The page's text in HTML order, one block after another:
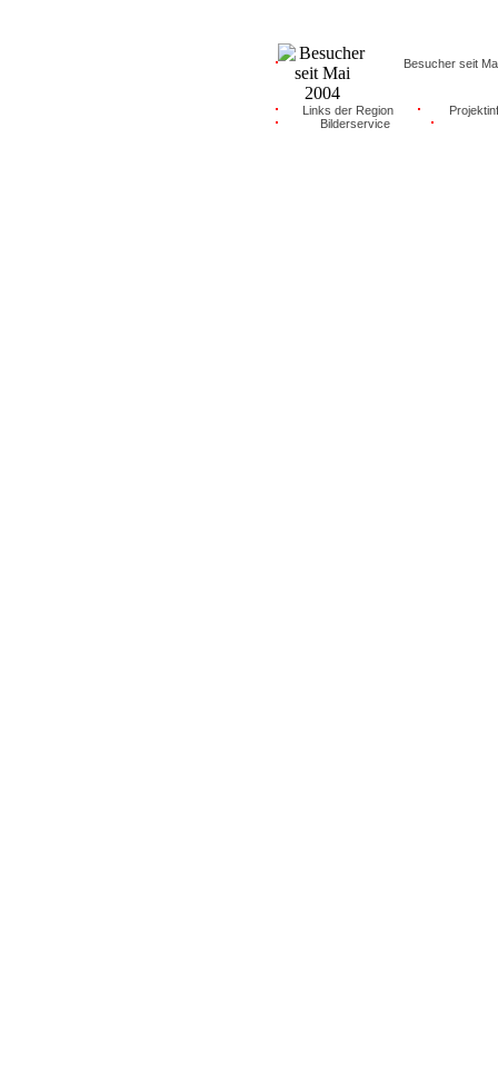
Besucher seit
Links der Region
Bilderservice